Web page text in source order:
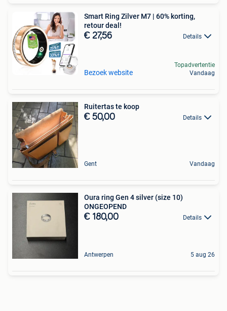
Smart Ring Zilver M7 | 60% korting,
retour deal!
€ 27,56 Details
Bezoek website
Topadvertentie
Vandaag
Ruitertas te koop
€ 50,00 Details
Gent Vandaag
Oura ring Gen 4 silver (size 10)
ONGEOPEND
€ 180,00 Details
Antwerpen 5 aug 26